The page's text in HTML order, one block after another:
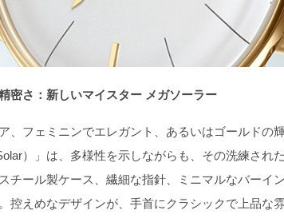
密さ：新しいマイスター メガソーラー
、フェミニンでエレガント、あるいはゴールドの
）」は、多様性を示しながらも、その洗練さ
チール製ケース、繊細な指針、ミニマルなバーイ
控えめなデザインが、手首にクラシックで上品な